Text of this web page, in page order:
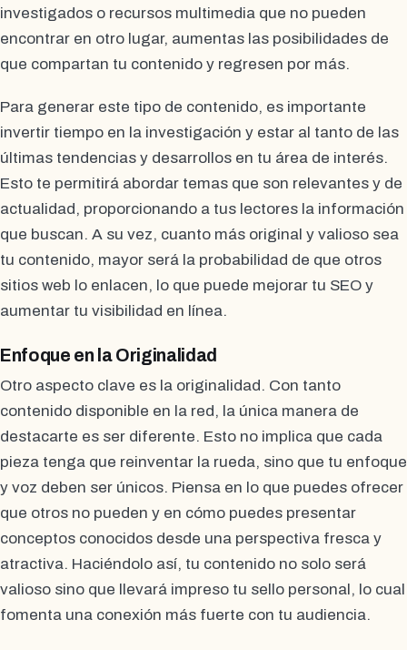
investigados o recursos multimedia que no pueden
encontrar en otro lugar, aumentas las posibilidades de
que compartan tu contenido y regresen por más.
Para generar este tipo de contenido, es importante
invertir tiempo en la investigación y estar al tanto de las
últimas tendencias y desarrollos en tu área de interés.
Esto te permitirá abordar temas que son relevantes y de
actualidad, proporcionando a tus lectores la información
que buscan. A su vez, cuanto más original y valioso sea
tu contenido, mayor será la probabilidad de que otros
sitios web lo enlacen, lo que puede mejorar tu SEO y
aumentar tu visibilidad en línea.
Enfoque en la Originalidad
Otro aspecto clave es la originalidad. Con tanto
contenido disponible en la red, la única manera de
destacarte es ser diferente. Esto no implica que cada
pieza tenga que reinventar la rueda, sino que tu enfoque
y voz deben ser únicos. Piensa en lo que puedes ofrecer
que otros no pueden y en cómo puedes presentar
conceptos conocidos desde una perspectiva fresca y
atractiva. Haciéndolo así, tu contenido no solo será
valioso sino que llevará impreso tu sello personal, lo cual
fomenta una conexión más fuerte con tu audiencia.